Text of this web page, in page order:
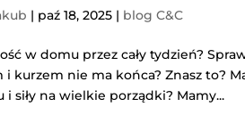
| paź 18, 2025 | blog C&C
w domu przez cały tydzień?
i kurzem nie ma końca? Znasz to?
i siły na wielkie porządki? Mamy...